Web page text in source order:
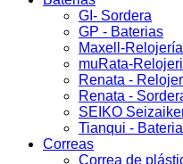
GI- Sordera
GP - Baterias
Maxell-Relojería
muRata-
Renata -
Renata -
SEIKO
Tianqui -
Correas
Correa de